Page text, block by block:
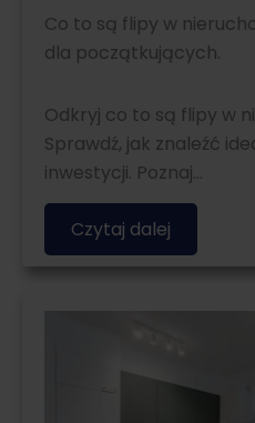
Co to są flipy w
dla początkujących.
Odkryj co to są flipy w
Sprawdź, jak znaleźć
inwestycji. Poznaj…
Czytaj dalej